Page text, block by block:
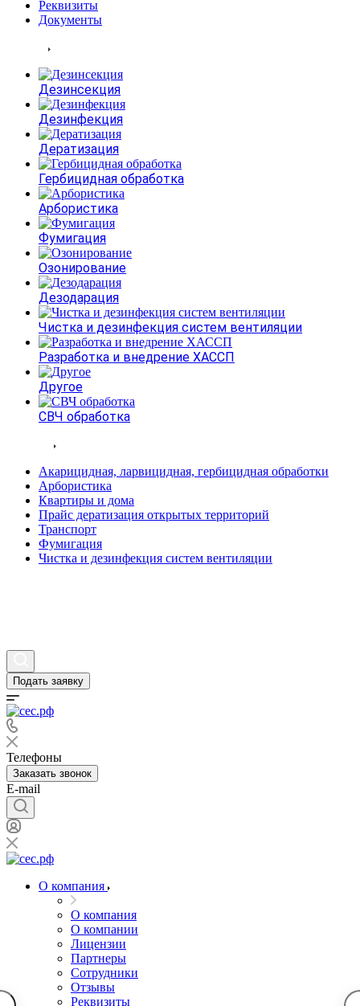
Реквизиты
Документы
Дезинсекция
Дезинфекция
Дератизация
Гербицидная обработка
Арбористика
Фумигация
Озонирование
Дезодарация
Чистка и дезинфекция систем вентиляции
Разработка и внедрение ХАССП
Другое
СВЧ обработка
Акарицидная, ларвицидная, гербицидная обработки
Арбористика
Квартиры и дома
Прайс дератизация открытых территорий
Транспорт
Фумигация
Чистка и дезинфекция систем вентиляции
Подать заявку
Телефоны
Заказать звонок
E-mail
О компания
О компания
О компании
Лицензии
Партнеры
Сотрудники
Отзывы
Реквизиты